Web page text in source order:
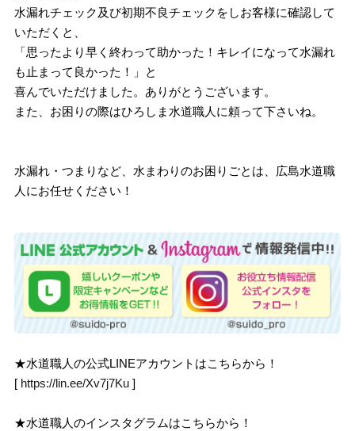
水漏れチェック及び初期不良チェックをしお客様に確認して
いただくと、
「思ったより早く終わって助かった！キレイになって水漏れ
も止まって良かった！」と
喜んでいただけました。ありがとうございます。
また、お困りの際はひろしま水道職人に頼って下さいね。
水漏れ・つまりなど、水まわりのお困りごとは、広島水道職
人にお任せください！
★水道職人の公式LINEアカウントはこちらから！
[ https://lin.ee/Xv7j7Ku ]
★水道職人のインスタグラムはこちらから！